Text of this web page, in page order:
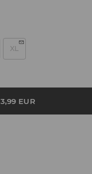
XL
3,99 EUR